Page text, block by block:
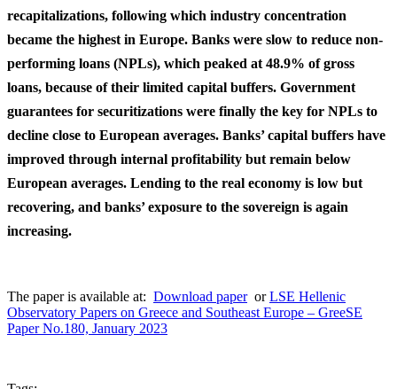
recapitalizations, following which industry concentration
became the highest in Europe. Banks were slow to reduce non-
performing loans (NPLs), which peaked at 48.9% of gross
loans, because of their limited capital buffers. Government
guarantees for securitizations were finally the key for NPLs to
decline close to European averages. Banks’ capital buffers have
improved through internal profitability but remain below
European averages. Lending to the real economy is low but
recovering, and banks’ exposure to the sovereign is again
increasing.
The paper is available at: Download paperorLSE Hellenic
Observatory Papers on Greece and Southeast Europe – GreeSE
Paper No.180, January 2023